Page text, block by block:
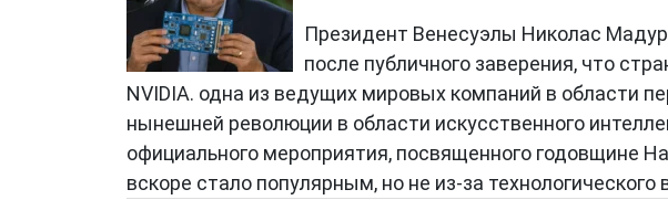
транзисторы, резисторы и конденсаторы,
процессе работы эти компоненты синхронизированно
обрабатывая и передавая данные внутри системы.
Роль чипсета в современной электронике
Президент Венесуэлы Николас
после публичного заверения, что
NVIDIA. одна из ведущих мировых компаний в области
нынешней революции в области искусственного
официального мероприятия, посвященного годовщине
вскоре стало популярным, но не из-за